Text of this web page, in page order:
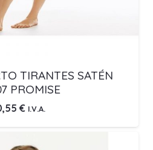
TIRANTES SATÉN
PROMISE
€ I.V.A.